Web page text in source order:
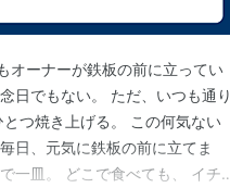
ーナーが鉄板の前に立ってい
日でもない。 ただ、いつも通り
つ焼き上げる。 この何気ない
日、元気に鉄板の前に立てま
一皿。 どこで食べても、 イチ